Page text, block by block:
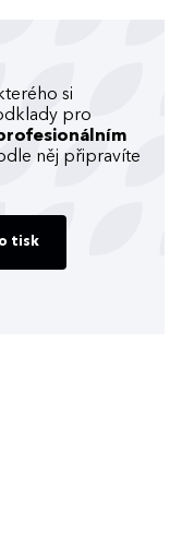
si
pro
něj připravíte
tisk